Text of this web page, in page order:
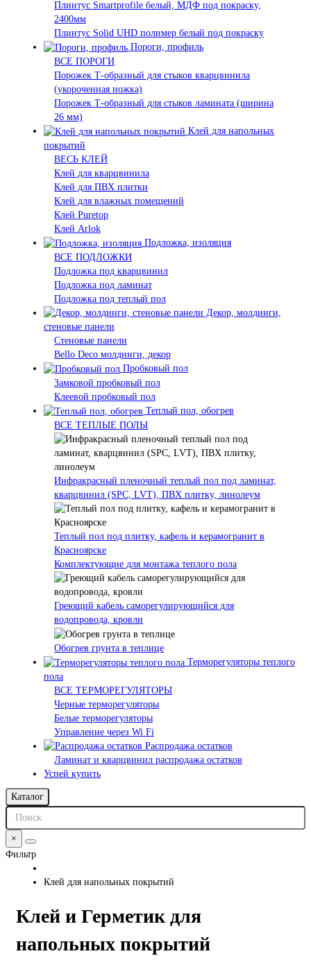
Плинтус Smartprofile белый, МДФ под покраску,
2400мм
Плинтус Solid UHD полимер белый под покраску
Пороги, профиль
ВСЕ ПОРОГИ
Порожек Т-образный для стыков кварцвинила
(укороченная ножка)
Порожек Т-образный для стыков ламината (ширина
26 мм)
Клей для напольных
покрытий
ВЕСЬ КЛЕЙ
Клей для кварцвинила
Клей для ПВХ плитки
Клей для влажных помещений
Клей Puretop
Клей Arlok
Подложка, изоляция
ВСЕ ПОДЛОЖКИ
Подложка под кварцвинил
Подложка под ламинат
Подложка под теплый пол
Декор, молдинги,
стеновые панели
Стеновые панели
Bello Deco молдинги, декор
Пробковый пол
Замковой пробковый пол
Клеевой пробковый пол
Теплый пол, обогрев
ВСЕ ТЕПЛЫЕ ПОЛЫ
Инфракрасный пленочный теплый пол под ламинат,
кварцвинил (SPC, LVT), ПВХ плитку, линолеум
Теплый пол под плитку, кафель и керамогранит в
Красноярске
Комплектующие для монтажа теплого пола
Греющий кабель саморегулирующийся для
водопровода, кровли
Обогрев грунта в теплице
Терморегуляторы теплого
пола
ВСЕ ТЕРМОРЕГУЛЯТОРЫ
Черные терморегуляторы
Белые терморегуляторы
Управление через Wi Fi
Распродажа остатков
Ламинат и кварцвинил распродажа остатков
Успей купить
Каталог
×
Фильтр
Клей для напольных покрытий
Клей и Герметик для
напольных покрытий